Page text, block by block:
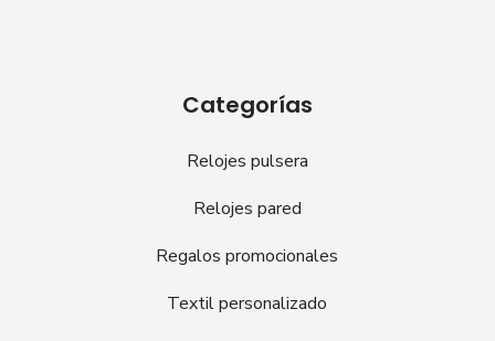
Categorías
Relojes pulsera
Relojes pared
Regalos promocionales
Textil personalizado